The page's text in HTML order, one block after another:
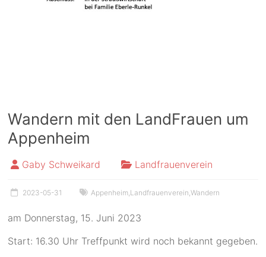
Wandern mit den LandFrauen um
Appenheim
Gaby Schweikard Landfrauenverein
2023-05-31 Appenheim Landfrauenverein ,Wandern
am Donnerstag, 15. Juni 2023
Start: 16.30 Uhr Treffpunkt wird noch bekannt gegeben.